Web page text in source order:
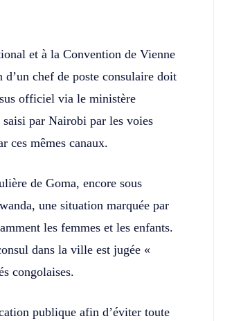
et à la Convention de Vienne
chef de poste consulaire doit
officiel via le ministère
par Nairobi par les voies
ces mêmes canaux.
de Goma, encore sous
une situation marquée par
les femmes et les enfants.
dans la ville est jugée «
congolaises.
publique afin d’éviter toute